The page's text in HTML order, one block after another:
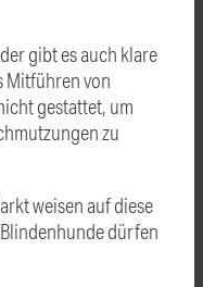
gibt es auch klare
Mitführen von
gestattet, um
zu
weisen auf diese
dürfen